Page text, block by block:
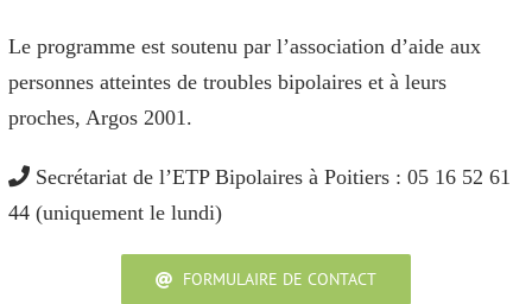
Le programme est soutenu par l’association d’aide aux
personnes atteintes de troubles bipolaires et à leurs
proches, Argos 2001.
Secrétariat de l’ETP Bipolaires à Poitiers : 05 16 52 61
44 (uniquement le lundi)
FORMULAIRE DE CONTACT